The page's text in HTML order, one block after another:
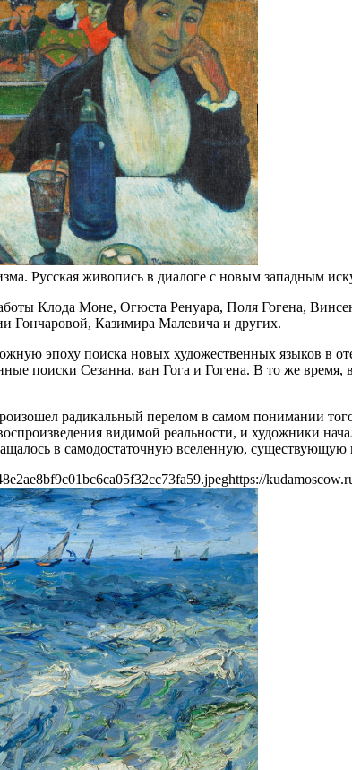
Русская живопись в диалоге с новым западным
Клода Моне, Огюста Ренуара, Поля Гогена,
Гончаровой, Казимира Малевича и других.
эпоху поиска новых художественных языков в
поиски Сезанна, ван Гога и Гогена. В то же
радикальный перелом в самом понимании
видимой реальности, и художники
в самодостаточную вселенную, существующую
https://